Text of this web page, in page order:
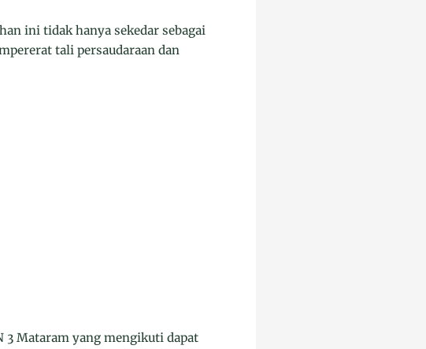
ini tidak hanya sekedar sebagai
tali persaudaraan dan
Mataram yang mengikuti dapat